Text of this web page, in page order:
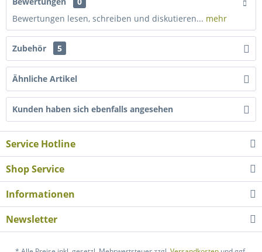
Bewertungen lesen, schreiben und diskutieren... mehr
Zubehör 5
Ähnliche Artikel
Kunden haben sich ebenfalls angesehen
Service Hotline
Shop Service
Informationen
Newsletter